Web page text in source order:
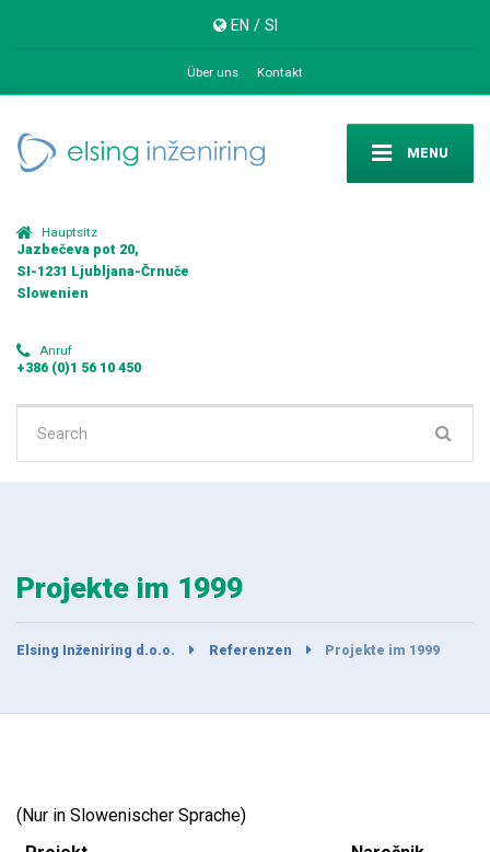
EN / SI
Über uns Kontakt
MENU
Hauptsitz
Jazbečeva pot 20,
SI-1231 Ljubljana-Črnuče
Slowenien
Anruf
+386 (0)1 56 10 450
for:
Projekte im 1999
Elsing Inženiring d.o.o. Referenzen Projekte im 1999
(Nur in Slowenischer Sprache)